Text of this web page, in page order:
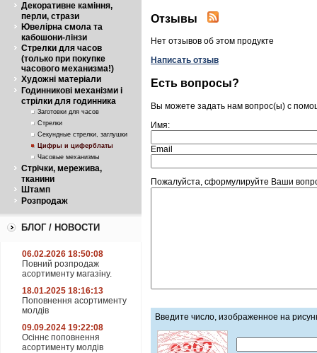
Декоративне каміння,
перли, стрази
Ювелірна смола та
кабошони-лінзи
Стрелки для часов
(только при покупке
часового механизма!)
Художні матеріали
Годинникові механізми і
стрілки для годинника
Заготовки для часов
Стрелки
Секундные стрелки, заглушки
Цифры и циферблаты
Часовые механизмы
Стрічки, мережива,
тканини
Штамп
Розпродаж
БЛОГ / НОВОСТИ
06.02.2026 18:50:08
Повний розпродаж
асортименту магазіну.
18.01.2025 18:16:13
Поповнення асортименту
молдів
09.09.2024 19:22:08
Осіннє поповнення
асортименту молдів
Отзывы
Нет отзывов об этом продукте
Написать отзыв
Есть вопросы?
Вы можете задать нам вопрос(ы) с
Имя:
Email
Пожалуйста, сформулируйте Ваши
Введите число, изображенное на